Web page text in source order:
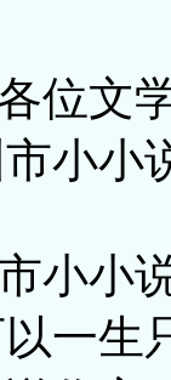
位文
小小
小小
一生